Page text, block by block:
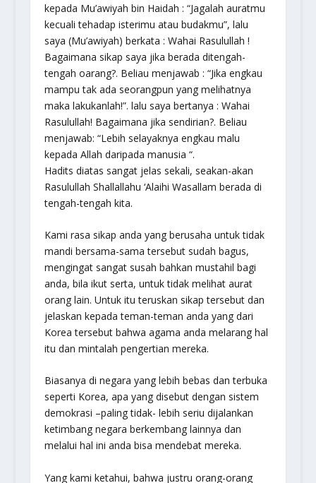
kepada Mu’awiyah bin Haidah : “Jagalah auratmu
kecuali tehadap isterimu atau budakmu”, lalu
saya (Mu’awiyah) berkata : Wahai Rasulullah !
Bagaimana sikap saya jika berada ditengah-
tengah oarang?. Beliau menjawab : “Jika engkau
mampu tak ada seorangpun yang melihatnya
maka lakukanlah!”. lalu saya bertanya : Wahai
Rasulullah! Bagaimana jika sendirian?. Beliau
menjawab: “Lebih selayaknya engkau malu
kepada Allah daripada manusia “.
Hadits diatas sangat jelas sekali, seakan-akan
Rasulullah Shallallahu ‘Alaihi Wasallam berada di
tengah-tengah kita.
Kami rasa sikap anda yang berusaha untuk tidak
mandi bersama-sama tersebut sudah bagus,
mengingat sangat susah bahkan mustahil bagi
anda, bila ikut serta, untuk tidak melihat aurat
orang lain. Untuk itu teruskan sikap tersebut dan
jelaskan kepada teman-teman anda yang dari
Korea tersebut bahwa agama anda melarang hal
itu dan mintalah pengertian mereka.
Biasanya di negara yang lebih bebas dan terbuka
seperti Korea, apa yang disebut dengan sistem
demokrasi –paling tidak- lebih seriu dijalankan
ketimbang negara berkembang lainnya dan
melalui hal ini anda bisa mendebat mereka.
Yang kami ketahui, bahwa justru orang-orang